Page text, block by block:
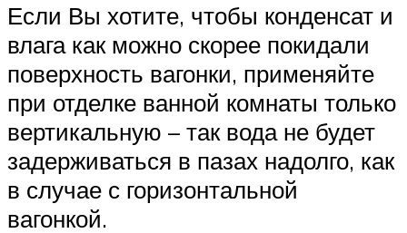
Если Вы хотите, чтобы конденсат и
влага как можно скорее покидали
поверхность вагонки, применяйте
при отделке ванной комнаты только
вертикальную – так вода не будет
задерживаться в пазах надолго, как
в случае с горизонтальной
вагонкой.